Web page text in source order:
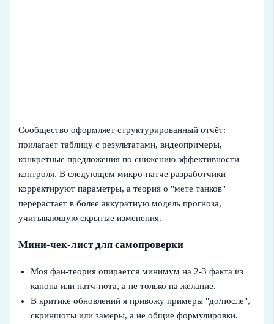
Сообщество оформляет структурированный отчёт:
прилагает таблицу с результатами, видеопримеры,
конкретные предложения по снижению эффективности
контроля. В следующем микро-патче разработчики
корректируют параметры, а теория о "мете танков"
перерастает в более аккуратную модель прогноза,
учитывающую скрытые изменения.
Мини-чек-лист для самопроверки
Моя фан-теория опирается минимум на 2-3 факта из
канона или патч-нота, а не только на желание.
В критике обновлений я привожу примеры "до/после",
скриншоты или замеры, а не общие формулировки.